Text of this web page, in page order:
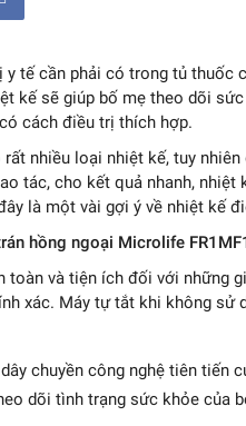
tế cần phải có trong tủ thuốc
kế sẽ giúp bố mẹ theo dõi
cách điều trị thích hợp.
nhiều loại nhiệt kế, tuy
tác, cho kết quả nhanh,
là một vài gợi ý về nhiệt kế
hồng ngoại Microlife
toàn và tiện ích đối với những
xác. Máy tự tắt khi không sử
chuyền công nghệ tiên tiến
dõi tình trạng sức khỏe của